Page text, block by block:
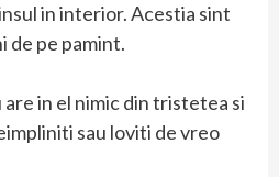
in interior. Acestia sint
de pe pamint.
in el nimic din tristetea si
sau loviti de vreo